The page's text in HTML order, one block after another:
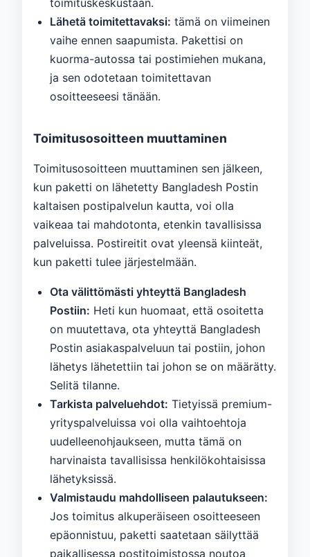
Lähetä toimitettavaksi: tämä on viimeinen
vaihe ennen saapumista. Pakettisi on
kuorma-autossa tai postimiehen mukana,
ja sen odotetaan toimitettavan
osoitteeseesi tänään.
Toimitusosoitteen muuttaminen
Toimitusosoitteen muuttaminen sen jälkeen,
kun paketti on lähetetty Bangladesh Postin
kaltaisen postipalvelun kautta, voi olla
vaikeaa tai mahdotonta, etenkin tavallisissa
palveluissa. Postireitit ovat yleensä kiinteät,
kun paketti tulee järjestelmään.
Ota välittömästi yhteyttä Bangladesh
Postiin: Heti kun huomaat, että osoitetta
on muutettava, ota yhteyttä Bangladesh
Postin asiakaspalveluun tai postiin, johon
lähetys lähetettiin tai johon se on määrätty.
Selitä tilanne.
Tarkista palveluehdot: Tietyissä premium-
yrityspalveluissa voi olla vaihtoehtoja
uudelleenohjaukseen, mutta tämä on
harvinaista tavallisissa henkilökohtaisissa
lähetyksissä.
Valmistaudu mahdolliseen palautukseen:
Jos toimitus alkuperäiseen osoitteeseen
epäonnistuu, paketti saatetaan säilyttää
paikallisessa postitoimistossa noutoa